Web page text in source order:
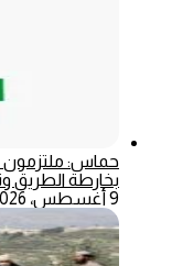
حماس: ملتزمون
بخارطة الطريق
9 أغسطس، 2026